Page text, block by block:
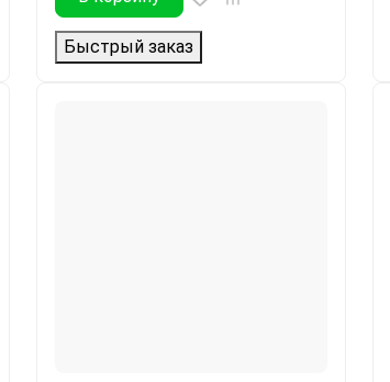
Быстрый заказ